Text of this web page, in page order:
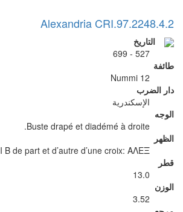
Alexandria CRI.97.2248.4.2
التاريخ
527 - 699
طائفة
12 Nummi
دار الضرب
الإسكندرية
الوجه
Buste drapé et diadémé à droite.
الظهر
I B de part et d’autre d’une croix: ΑΛΕΞ
قطر
13.0
الوزن
3.52